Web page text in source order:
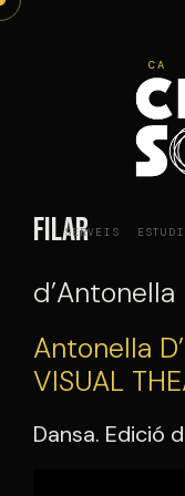
Vés
SERVEIS ESTUDI
CA
Filar
d’Antonella
Antonella
VISUAL
Dansa. Edició